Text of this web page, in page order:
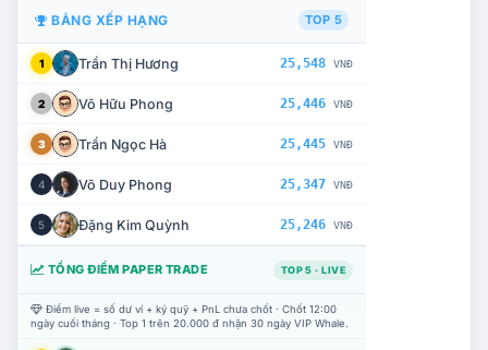
BẢNG XẾP HẠNG TOP 5
1 Trần Thị Hương 25,548 VNĐ
2 Võ Hữu Phong 25,446 VNĐ
3 Trần Ngọc Hà 25,445 VNĐ
4 Võ Duy Phong 25,347 VNĐ
5 Đặng Kim Quỳnh 25,246 VNĐ
TỔNG ĐIỂM PAPER TRADE TOP 5 · LIVE
Điểm live = số dư ví + ký quỹ + PnL chưa chốt · Chốt 12:00
ngày cuối tháng · Top 1 trên 20.000 đ nhận 30 ngày VIP Whale.